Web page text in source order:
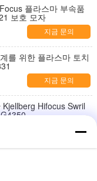
플라스마 부속품
보호 모자
지금 문의
를 위한 플라스마 토치
지금 문의
Hifocus Swril
G4035